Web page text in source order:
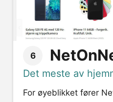
6
Det meste av
For øyeblikket fører